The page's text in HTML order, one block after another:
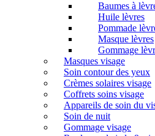
Baumes à
Huile lèvres
Pommade
Masque lèvres
Gommage
Masques visage
Soin contour des yeux
Crèmes solaires visage
Coffrets soins visage
Appareils de soin du
Soin de nuit
Gommage visage